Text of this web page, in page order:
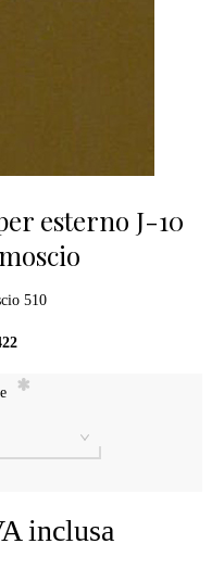
esterno J-10
510
*
inclusa